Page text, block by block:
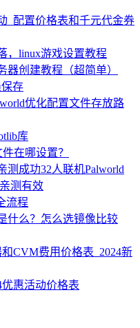
_配置价格表和千元代金券
，linux游戏设置教程
器创建教程（超简单）
存
优化配置文件存放路
库
在哪设置？
测成功32人联机Palworld
测有效
流程
什么？怎么选镜像比较
CVM费用价格表_2024新
惠活动价格表